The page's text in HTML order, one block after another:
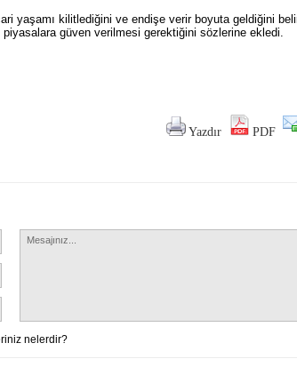
yaşamı kilitlediğini ve endişe verir boyuta geldiğini
piyasalara güven verilmesi gerektiğini sözlerine ekledi.
Yazdır PDF
nelerdir?